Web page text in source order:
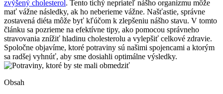
zvýšený cholesterol. Tento tichý nepriateľ nášho organizmu môže
mať vážne následky, ak ho neberieme vážne. Našťastie, správne
zostavená diéta môže byť kľúčom k zlepšeniu nášho stavu. V tomto
článku sa pozrieme na efektívne tipy, ako pomocou správneho
stravovania znížiť hladinu cholesterolu a vylepšiť celkové zdravie.
Spoločne objavíme, ktoré potraviny sú našimi spojencami a ktorým
sa radšej vyhnúť, aby sme dosiahli optimálne výsledky.
Obsah